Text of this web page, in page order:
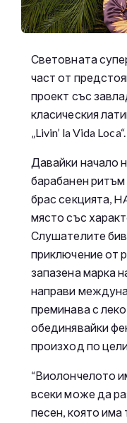
Световната
част от
проект със
класическия
„Livin’ la Vida Loca“.
Давайки начало
барабанен
брас секцията,
място със
Слушателите
приключение от
запазена марка
направи
преминава с
обединявайки
произход по
“Виолончелото
всеки може да
песен, която